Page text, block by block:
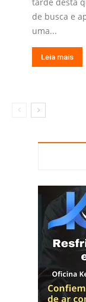
de busca e
uma...
Leia mais